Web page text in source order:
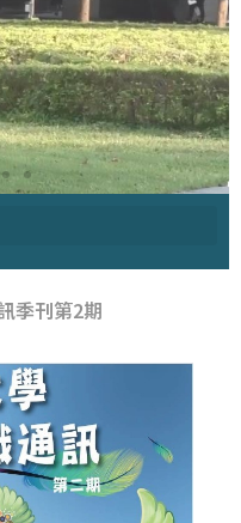
季刊第2期